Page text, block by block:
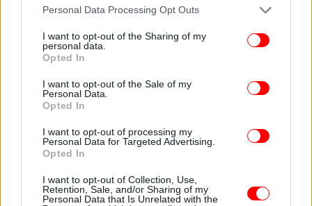
Please note that this website/app uses one or more Google
not limited to your visit or usage behaviour. You may click to
grant or deny consent to Google and its third-party tags to
use your data for below specified purposes in below Google
consent section.
Personal Data Processing Opt Outs
I want to opt-out of the Sharing of my
personal data.
Opted In
I want to opt-out of the Sale of my
Personal Data.
Opted In
I want to opt-out of processing my
Personal Data for Targeted Advertising.
Opted In
I want to opt-out of Collection, Use,
Retention, Sale, and/or Sharing of my
Personal Data that Is Unrelated with the
Ακολουθήστε το στο Google News
πρώτοι όλες τις ειδήσεις